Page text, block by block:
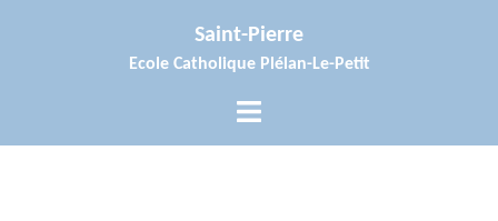
Saint-Pierre
Ecole Catholique Plélan-Le-Petit
Ouvrir/fermer